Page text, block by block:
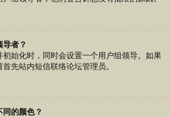
者？
始化时，同时会设置一个用户组领导。如果
先站内短信联络论坛管理员。
的颜色？